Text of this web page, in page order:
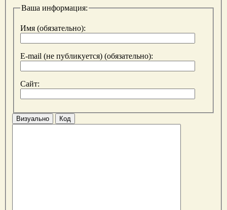
Ваша информация:
Имя (обязательно):
E-mail (не публикуется) (обязательно):
Сайт:
Визуально Код